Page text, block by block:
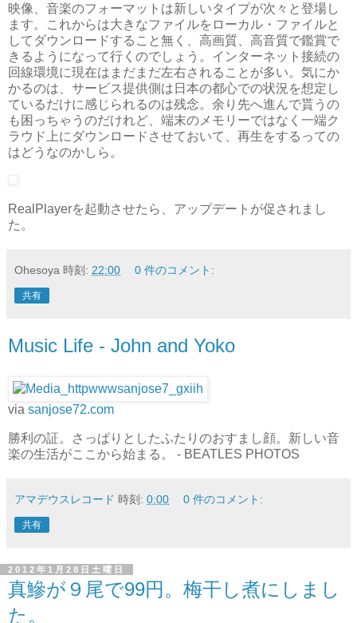
映像、音楽のフォーマットは新しいタイプが次々と登場し
ます。これからは大きなファイルをローカル・ファイルと
してダウンロードすること無く、高画質、高音質で鑑賞で
きるようになって行くのでしょう。インターネット接続の
回線環境に現在はまだまだ左右されることが多い。気にか
かるのは、サービス提供側は日本の都心での状況を想定し
ているだけに感じられるのは残念。余り先へ進んで貰うの
も困っちゃうのだけれど、端末のメモリーではなく一端ク
ラウド上にダウンロードさせておいて、再生をするっての
はどうなのかしら。
RealPlayerを起動させたら、アップデートが促されまし
た。
Ohesoya 時刻: 22:00 0 件のコメント:
共有
Music Life - John and Yoko
via sanjose72.com
勝利の証。さっぱりとしたふたりのおすまし顔。新しい音
楽の生活がここから始まる。 - BEATLES PHOTOS
アマデウスレコード 時刻: 0:00 0 件のコメント:
共有
2012年1月28日土曜日
真鰺が９尾で99円。梅干し煮にしまし
た。